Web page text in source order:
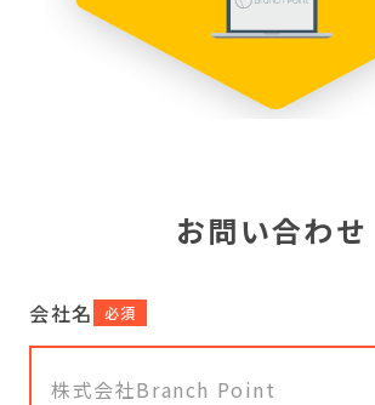
お問い合わせ
会社名 必須